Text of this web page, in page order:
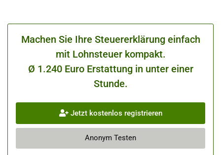
Machen Sie Ihre Steuererklärung einfach
mit Lohnsteuer kompakt.
Ø 1.240 Euro Erstattung in unter einer
Stunde.
Jetzt kostenlos registrieren
Anonym Testen